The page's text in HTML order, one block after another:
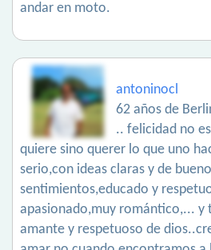
andar en moto.
antoninocl
62 años de
.. felicidad no
quiere sino querer lo que uno
serio,con ideas claras y de
sentimientos,educado y
apasionado,muy romántico,...
amante y respetuoso de